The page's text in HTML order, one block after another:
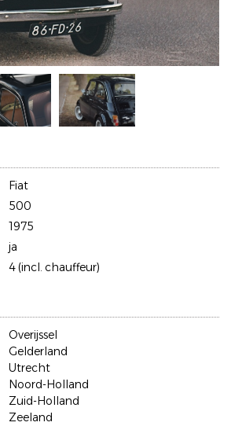
Fiat
500
1975
ja
4 (incl. chauffeur)
Overijssel
Gelderland
Utrecht
Noord-Holland
Zuid-Holland
Zeeland